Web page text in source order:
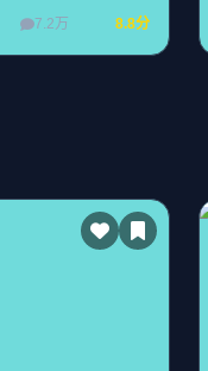
7.2万 8.8分